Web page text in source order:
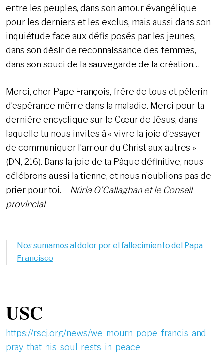
entre les peuples, dans son amour évangélique
pour les derniers et les exclus, mais aussi dans son
inquiétude face aux défis posés par les jeunes,
dans son désir de reconnaissance des femmes,
dans son souci de la sauvegarde de la création…
Merci, cher Pape François, frère de tous et pèlerin
d’espérance même dans la maladie. Merci pour ta
dernière encyclique sur le Cœur de Jésus, dans
laquelle tu nous invites à « vivre la joie d’essayer
de communiquer l’amour du Christ aux autres »
(DN, 216). Dans la joie de ta Pâque définitive, nous
célébrons aussi la tienne, et nous n’oublions pas de
prier pour toi. – Núria O’Callaghan et le Conseil
provincial
Nos sumamos al dolor por el fallecimiento del Papa
Francisco
USC
https://rscj.org/news/we-mourn-pope-francis-and-
pray-that-his-soul-rests-in-peace